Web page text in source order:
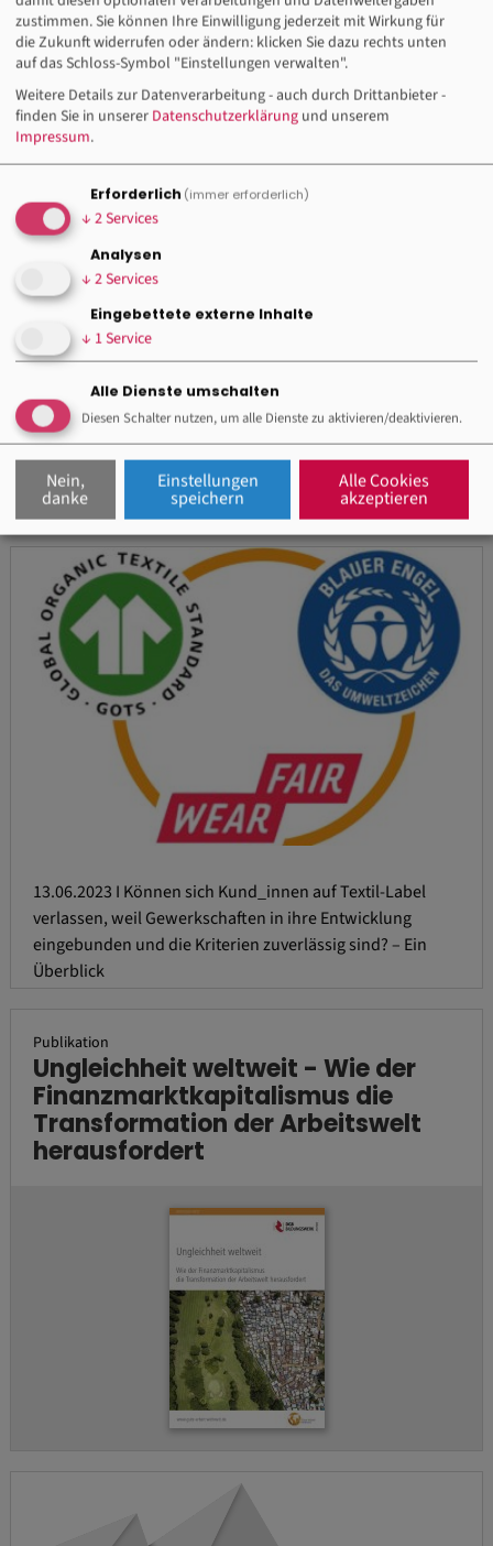
Arbeitgeber machen, was sie wollen“, meint Cabral.
Seit dem 1. Januar 2023 ist der Sozialdemokrat und ehemalige
Gewerkschaftsführer Luiz Inácio „Lula“ da Silva wieder
Präsident. Noch sei es „zu früh“, um die Arbeit der Regierung
genau zu beurteilen, meint Cabral, aber erste Ansätze seien
positiv. Die Erhöhung des Mindestlohns baue Druck auf
Arbeitgeber auf. Außerdem kämen nun im Nationalen Rat der
Arbeit verschiedene Gruppen zusammen: die Regierung,
Gewerkschaften und Unternehmen. Gewerkschafterin Cabral:
„Ich blicke positiv in die Zukunft.“
Der Autor: Niklas Franzen lebt in Berlin und São Paulo und
berichtet seit vielen Jahren aus und über Brasilien.
aus NORD I SÜD news I/2023
>> zum Newsletter anmelden
13.06.2023 I Können sich Kund_innen auf Textil-Label
verlassen, weil Gewerkschaften in ihre Entwicklung
eingebunden und die Kriterien zuverlässig sind? – Ein
Überblick
Publikation
Ungleichheit weltweit - Wie der
Finanzmarktkapitalismus die
Transformation der Arbeitswelt
herausfordert
zustimmen. Sie können Ihre Einwilligung jederzeit mit Wirkung für
die Zukunft widerrufen oder ändern: klicken Sie dazu rechts unten
auf das Schloss-Symbol "Einstellungen verwalten".
Weitere Details zur Datenverarbeitung - auch durch Drittanbieter -
finden Sie in unserer Datenschutzerklärung und unserem
Impressum.
Erforderlich (immer erforderlich)
↓ 2 Services
Analysen
↓ 2 Services
Eingebettete externe Inhalte
↓ 1 Service
Alle Dienste umschalten
Diesen Schalter nutzen, um alle Dienste zu aktivieren/deaktivieren.
Nein,
danke
Einstellungen
speichern
Alle Cookies
akzeptieren